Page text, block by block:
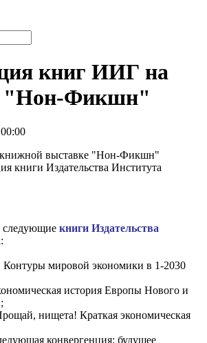
книг ИИГ на
"Нон-Фикшн"
книжной выставке "Нон-Фикшн"
книги Издательства Института
следующие книги Издательства
:
мировой экономики в 1-2030
история Европы Нового и
нищета! Краткая экономическая
конвергенция: будущее